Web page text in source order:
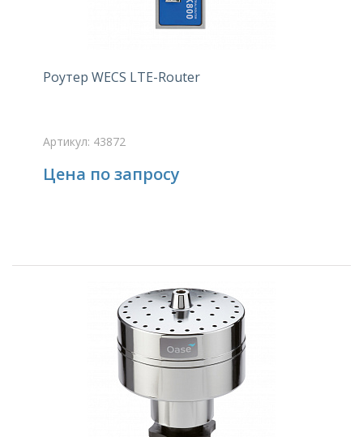
Роутер WECS LTE-Router
Артикул: 43872
Цена по запросу